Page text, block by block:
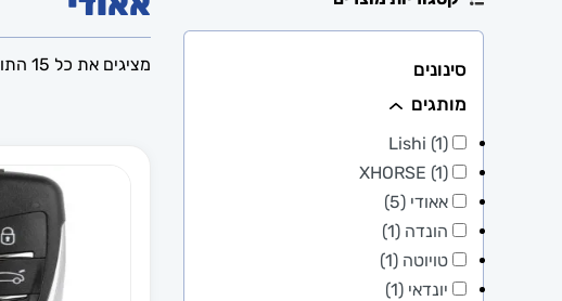
סינונים
מותגים
אאודי (5)
הונדה (1)
טויוטה (1)
יונדאי (1)
מציגים את כל ⁦15⁩ התוצאות